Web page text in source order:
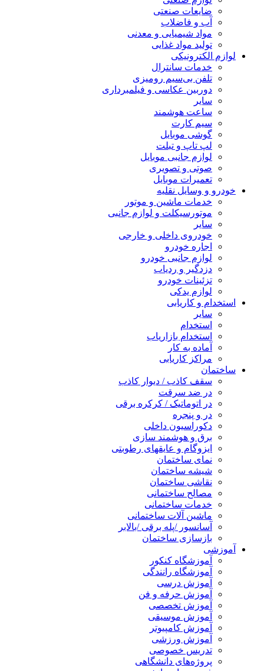
ضایعات صنعتی
آب و فاضلاب
مواد شیمیایی و معدنی
تولید مواد غذایی
لوازم الکترونیکی
خدمات سانترال
تلفن بی‌سیم رومیزی
دوربین عکاسی و فیلمبرداری
سایر
ساعت هوشمند
سیم کارت
گوشی موبایل
لپ تاپ و تبلت
لوازم جانبی موبایل
صوتی و تصویری
تعمیرات موبایل
خودرو و وسایل نقلیه
خدمات ماشین و موتور
موتورسیکلت و لوازم جانبی
سایر
خودروی داخلی و خارجی
اجاره خودرو
لوازم جانبی خودرو
دزدگیر و ردیاب
تزئینات خودرو
لوازم یدکی
استخدام و کاریابی
سایر
استخدام
استخدام بازاریاب
آماده به کار
مراکز کاریابی
ساختمان
سقف کاذب / دیوار کاذب
در ضد سرقت
در اتوماتیک / کرکره برقی
در و پنجره
دکوراسیون داخلی
برق و هوشمند سازی
ایزوگام و عایقهای رطوبتی
نمای ساختمان
شیشه ساختمان
نقاشی ساختمان
مصالح ساختمانی
خدمات ساختمانی
ماشین آلات ساختمانی
آسانسور /پله برقی /بالابر
بازسازی ساختمان
آموزشی
آموزشگاه کنکور
آموزشگاه رانندگی
آموزش درسی
آموزش حرفه و فن
آموزش تخصصی
آموزش موسیقی
آموزش کامپیوتر
آموزش ورزشی
تدریس خصوصی
پروژه‌های دانشگاهی